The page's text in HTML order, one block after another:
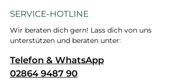
SERVICE-HOTLINE
Wir beraten dich gern! Lass dich von uns
unterstützen und beraten unter:
Telefon & WhatsApp
02864 9487 90